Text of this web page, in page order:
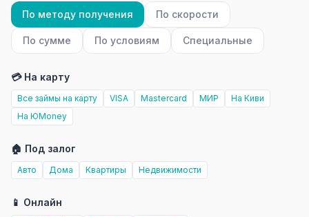
По методу получения По скорости
По сумме По условиям Специальные
💳 На карту
Все займы на карту VISA Mastercard МИР
На Киви
На ЮMoney
🏠 Под залог
Авто Дома Квартиры Недвижимости
📱 Онлайн